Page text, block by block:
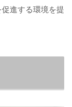
進する環境を提